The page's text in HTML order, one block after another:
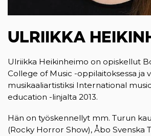
ULRIIKKA
Ulriikka Heikinheimo on opiskellut
College of Music -oppilaitoksessa ja
musikaaliartistiksi International
education -linjalta 2013.
Hän on työskennellyt mm. Turun
(Rocky Horror Show), Åbo Svenska